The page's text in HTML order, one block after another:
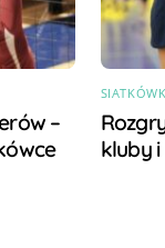
–
kluby